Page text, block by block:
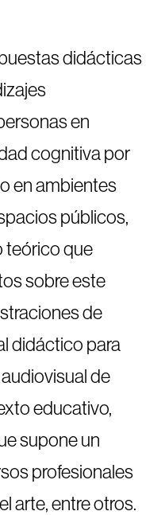
didácticas
en
cognitiva por
en ambientes
públicos,
teórico que
sobre este
de
didáctico para
de
educativo,
supone un
profesionales
arte, entre otros.